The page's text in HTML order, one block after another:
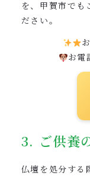
を、甲賀市でも
ださい。
お電
3. ご供養
仏壇を処分する